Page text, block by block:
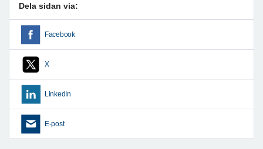
Dela sidan via:
Facebook
X
LinkedIn
E-post